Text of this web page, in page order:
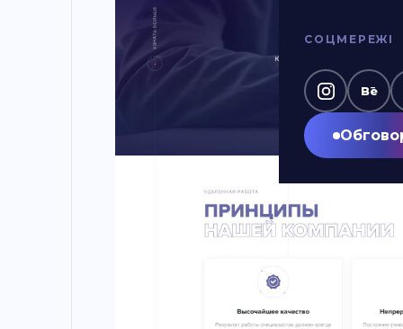
СОЦМЕРЕЖІ
Bē